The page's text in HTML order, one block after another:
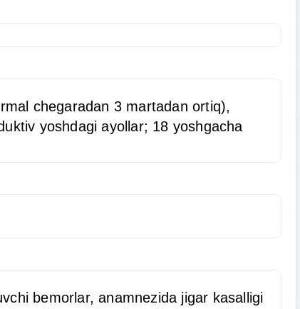
chegaradan 3 martadan ortiq),
yoshdagi ayollar; 18 yoshgacha
bemorlar, anamnezida jigar kasalligi